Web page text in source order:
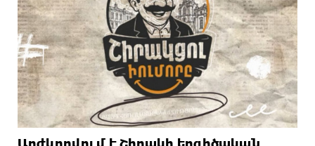
Արժևորվում է Շիրակի երգիծական